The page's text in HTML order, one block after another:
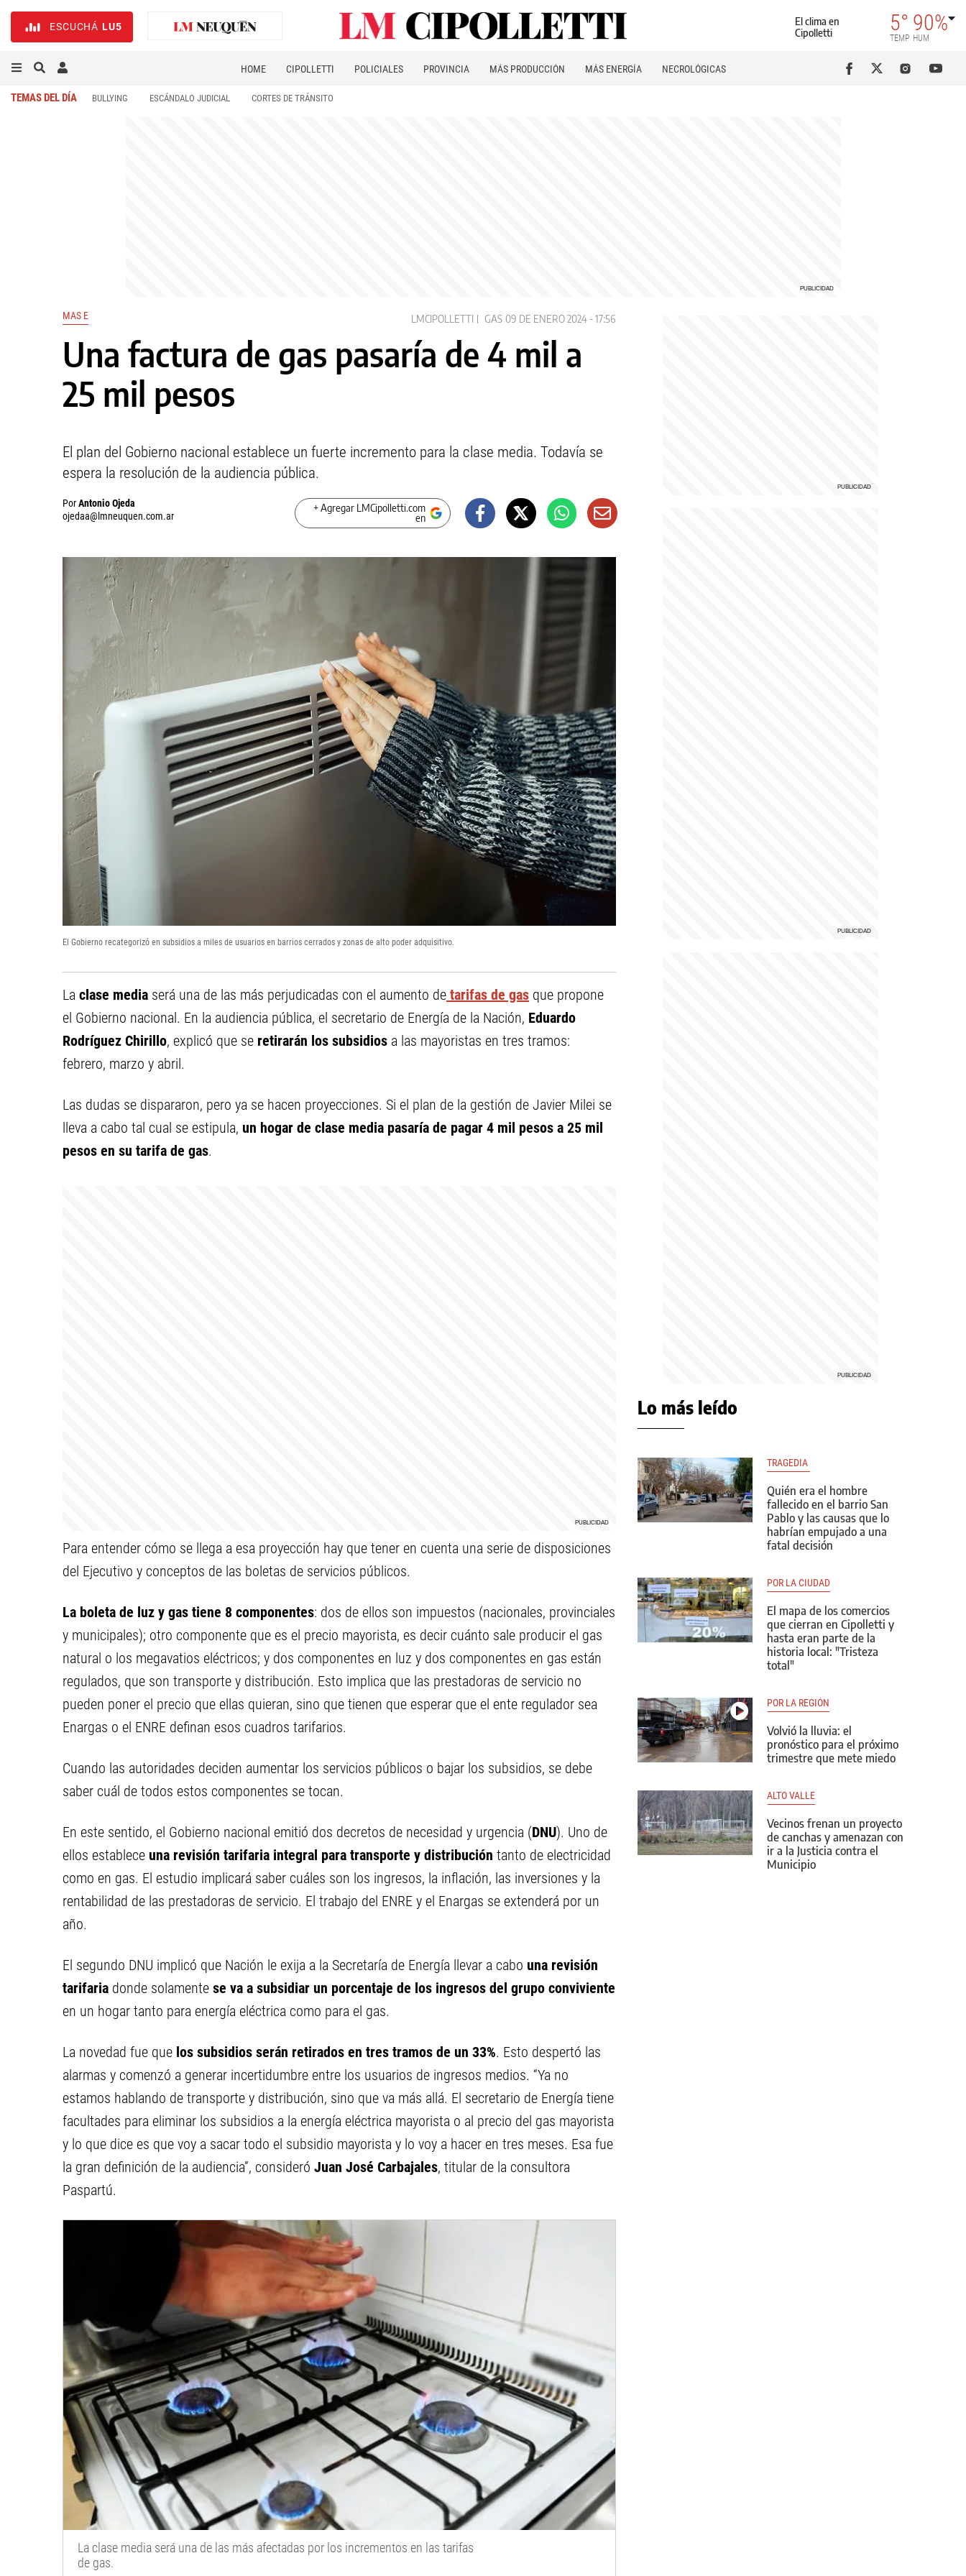
ESCUCHÁ LU5
El clima en
Cipolletti
5°
TEMP
90%
HUM
HOME CIPOLLETTI POLICIALES PROVINCIA MÁS PRODUCCIÓN MÁS ENERGÍA NECROLÓGICAS
TEMAS DEL DÍA BULLYING ESCÁNDALO JUDICIAL CORTES DE TRÁNSITO
MAS E LMCIPOLLETTI GAS 09 DE ENERO 2024 - 17:56
Una factura de gas pasaría de 4 mil a
25 mil pesos
El plan del Gobierno nacional establece un fuerte incremento para la clase media. Todavía se
espera la resolución de la audiencia pública.
PorAntonio Ojeda
ojedaa@lmneuquen.com.ar
+ Agregar LMCipolletti.com
en
El Gobierno recategorizó en subsidios a miles de usuarios en barrios cerrados y zonas de alto poder adquisitivo.
La clase media será una de las más perjudicadas con el aumento de tarifas de gas que propone
el Gobierno nacional. En la audiencia pública, el secretario de Energía de la Nación, Eduardo
Rodríguez Chirillo, explicó que se retirarán los subsidios a las mayoristas en tres tramos:
febrero, marzo y abril.
Las dudas se dispararon, pero ya se hacen proyecciones. Si el plan de la gestión de Javier Milei se
lleva a cabo tal cual se estipula, un hogar de clase media pasaría de pagar 4 mil pesos a 25 mil
pesos en su tarifa de gas.
Para entender cómo se llega a esa proyección hay que tener en cuenta una serie de disposiciones
del Ejecutivo y conceptos de las boletas de servicios públicos.
La boleta de luz y gas tiene 8 componentes: dos de ellos son impuestos (nacionales, provinciales
y municipales); otro componente que es el precio mayorista, es decir cuánto sale producir el gas
natural o los megavatios eléctricos; y dos componentes en luz y dos componentes en gas están
regulados, que son transporte y distribución. Esto implica que las prestadoras de servicio no
pueden poner el precio que ellas quieran, sino que tienen que esperar que el ente regulador sea
Enargas o el ENRE definan esos cuadros tarifarios.
Cuando las autoridades deciden aumentar los servicios públicos o bajar los subsidios, se debe
saber cuál de todos estos componentes se tocan.
En este sentido, el Gobierno nacional emitió dos decretos de necesidad y urgencia (DNU). Uno de
ellos establece una revisión tarifaria integral para transporte y distribución tanto de electricidad
como en gas. El estudio implicará saber cuáles son los ingresos, la inflación, las inversiones y la
rentabilidad de las prestadoras de servicio. El trabajo del ENRE y el Enargas se extenderá por un
año.
El segundo DNU implicó que Nación le exija a la Secretaría de Energía llevar a cabo una revisión
tarifaria donde solamente se va a subsidiar un porcentaje de los ingresos del grupo conviviente
en un hogar tanto para energía eléctrica como para el gas.
La novedad fue que los subsidios serán retirados en tres tramos de un 33%. Esto despertó las
alarmas y comenzó a generar incertidumbre entre los usuarios de ingresos medios. “Ya no
estamos hablando de transporte y distribución, sino que va más allá. El secretario de Energía tiene
facultades para eliminar los subsidios a la energía eléctrica mayorista o al precio del gas mayorista
y lo que dice es que voy a sacar todo el subsidio mayorista y lo voy a hacer en tres meses. Esa fue
la gran definición de la audiencia”, consideró Juan José Carbajales, titular de la consultora
Paspartú.
La clase media será una de las más afectadas por los incrementos en las tarifas
de gas.
Lo más leído
TRAGEDIA
Quién era el hombre
fallecido en el barrio San
Pablo y las causas que lo
habrían empujado a una
fatal decisión
POR LA CIUDAD
El mapa de los comercios
que cierran en Cipolletti y
hasta eran parte de la
historia local: "Tristeza
total"
POR LA REGIÓN
Volvió la lluvia: el
pronóstico para el próximo
trimestre que mete miedo
ALTO VALLE
Vecinos frenan un proyecto
de canchas y amenazan con
ir a la Justicia contra el
Municipio